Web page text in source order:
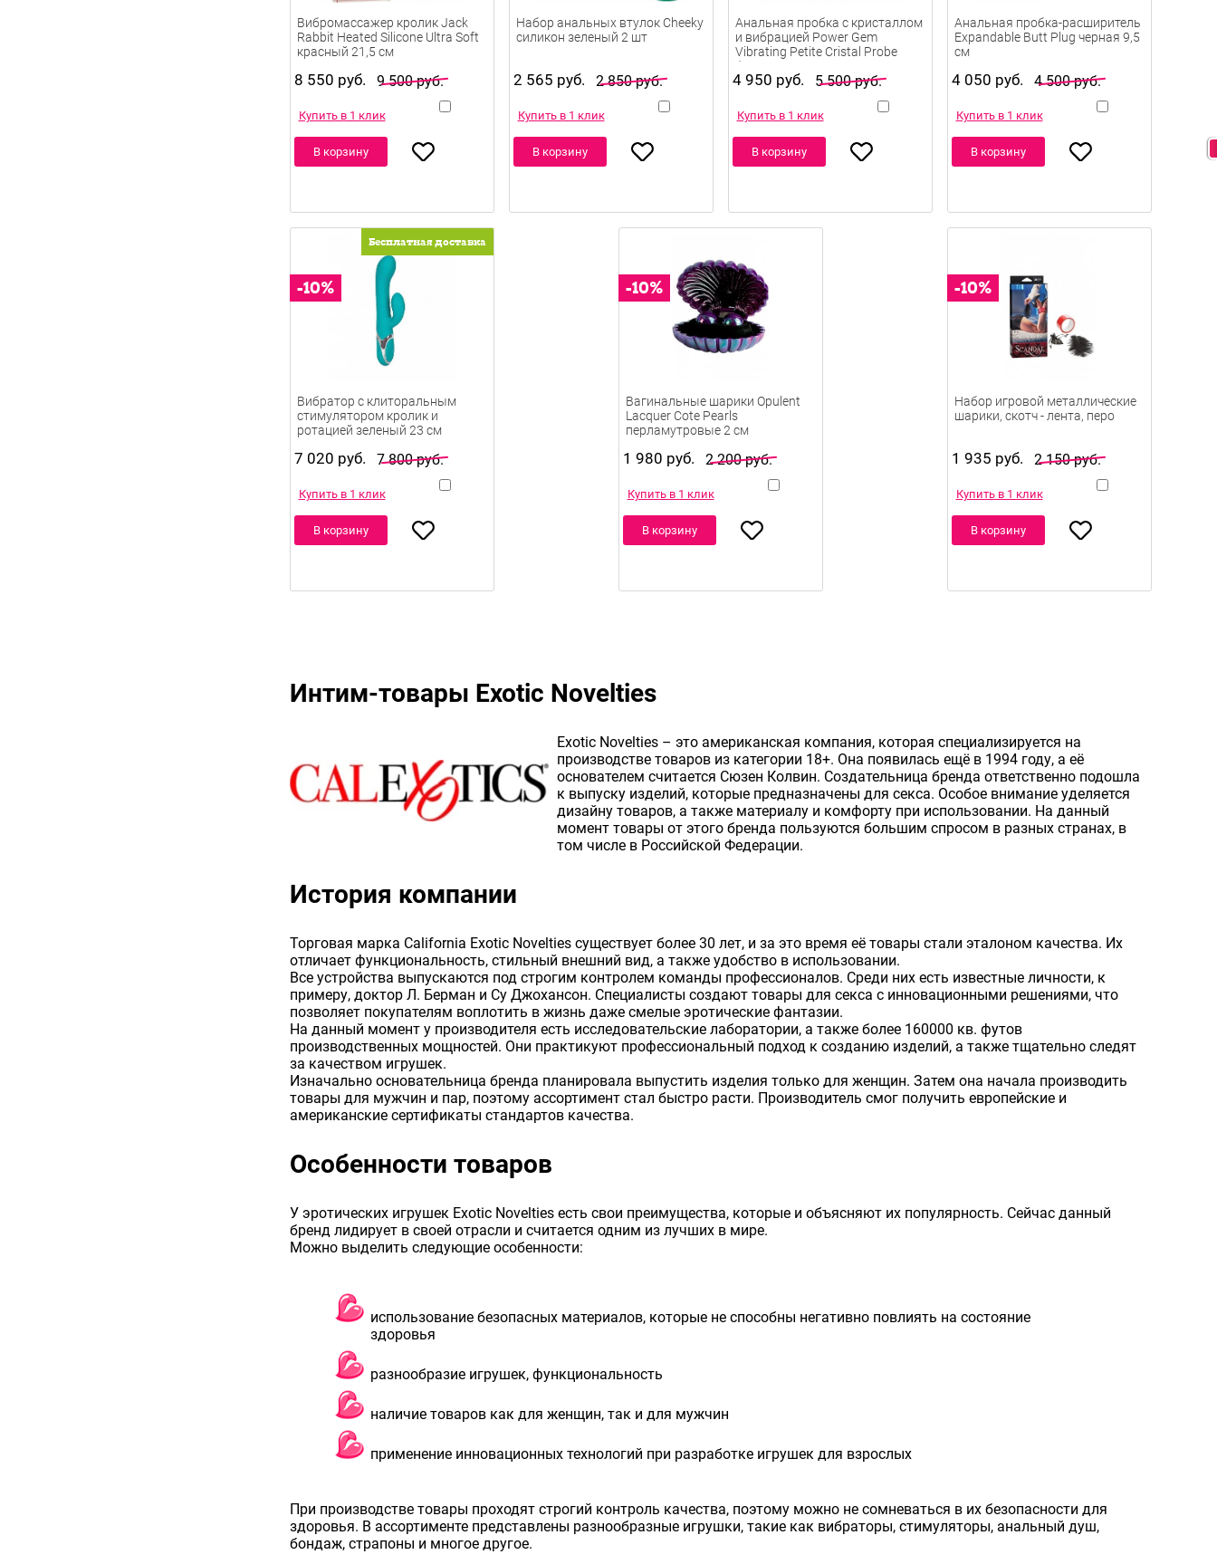
8 550 руб. 9 500 руб.
Купить в 1 клик
В корзину
2 565 руб. 2 850 руб.
Купить в 1 клик
В корзину
4 950 руб. 5 500 руб.
Купить в 1 клик
В корзину
4 050 руб. 4 500 руб.
Купить в 1 клик
В корзину
Бесплатная доставка
7 020 руб. 7 800 руб.
Купить в 1 клик
В корзину
1 980 руб. 2 200 руб.
Купить в 1 клик
В корзину
1 935 руб. 2 150 руб.
Купить в 1 клик
В корзину
Интим-товары Exotic Novelties
Exotic Novelties – это американская компания, которая специализируется на
производстве товаров из категории 18+. Она появилась ещё в 1994 году, а её
основателем считается Сюзен Колвин. Создательница бренда ответственно подошла
к выпуску изделий, которые предназначены для секса. Особое внимание уделяется
дизайну товаров, а также материалу и комфорту при использовании. На данный
момент товары от этого бренда пользуются большим спросом в разных странах, в
том числе в Российской Федерации.
История компании
Торговая марка California Exotic Novelties существует более 30 лет, и за это время её товары стали эталоном качества. Их
отличает функциональность, стильный внешний вид, а также удобство в использовании.
Все устройства выпускаются под строгим контролем команды профессионалов. Среди них есть известные личности, к
примеру, доктор Л. Берман и Су Джохансон. Специалисты создают товары для секса с инновационными решениями, что
позволяет покупателям воплотить в жизнь даже смелые эротические фантазии.
На данный момент у производителя есть исследовательские лаборатории, а также более 160000 кв. футов
производственных мощностей. Они практикуют профессиональный подход к созданию изделий, а также тщательно следят
за качеством игрушек.
Изначально основательница бренда планировала выпустить изделия только для женщин. Затем она начала производить
товары для мужчин и пар, поэтому ассортимент стал быстро расти. Производитель смог получить европейские и
американские сертификаты стандартов качества.
Особенности товаров
У эротических игрушек Exotic Novelties есть свои преимущества, которые и объясняют их популярность. Сейчас данный
бренд лидирует в своей отрасли и считается одним из лучших в мире.
Можно выделить следующие особенности:
использование безопасных материалов, которые не способны негативно повлиять на состояние
здоровья
разнообразие игрушек, функциональность
наличие товаров как для женщин, так и для мужчин
применение инновационных технологий при разработке игрушек для взрослых
При производстве товары проходят строгий контроль качества, поэтому можно не сомневаться в их безопасности для
здоровья. В ассортименте представлены разнообразные игрушки, такие как вибраторы, стимуляторы, анальный душ,
бондаж, страпоны и многое другое.